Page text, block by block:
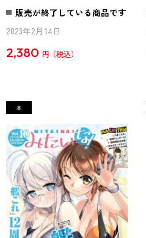
販売が終了している商品です
2023年2月14日
2,380 円